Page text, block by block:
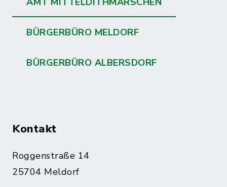
BÜRGERBÜRO MELDORF
BÜRGERBÜRO ALBERSDORF
Kontakt
Roggenstraße 14
25704 Meldorf